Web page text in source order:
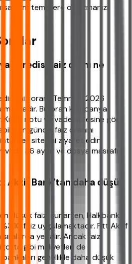
sağlam temellere oturtmanızı
kredisi faiz oranı ne
faiz oranı, Temmuz 2026
Bu oran kampanya
Kredi notu ve vade süresine göre
En güncel faiz oranını
internet sitesini ziyaret edin.
vade 36 aydır ve dosya masrafı
Aktif Bank'tan daha düşük
en düşük faizi sunarken, Halkbank
%3,10 faiz uygulamaktadır. Ptt Aktif
yer alır. Ancak faiz
gibi maliyetleri de
bankaları genellikle daha düşük